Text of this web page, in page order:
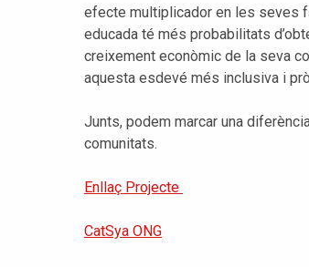
efecte multiplicador en les seves
educada té més probabilitats
creixement econòmic de la seva
aquesta esdevé més inclusiva i
Junts, podem marcar una
comunitats.
Enllaç Projecte
CatSya ONG